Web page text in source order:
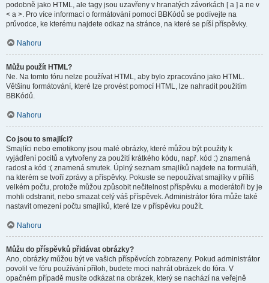
podobně jako HTML, ale tagy jsou uzavřeny v hranatých závorkách [ a ] a ne v
< a >. Pro více informací o formátování pomocí BBKódů se podívejte na
průvodce, ke kterému najdete odkaz na stránce, na které se píší příspěvky.
Nahoru
Můžu použít HTML?
Ne. Na tomto fóru nelze používat HTML, aby bylo zpracováno jako HTML.
Většinu formátování, které lze provést pomocí HTML, lze nahradit použitím
BBKódů.
Nahoru
Co jsou to smajlíci?
Smajlíci nebo emotikony jsou malé obrázky, které můžou být použity k
vyjádření pocitů a vytvořeny za použití krátkého kódu, např. kód :) znamená
radost a kód :( znamená smutek. Úplný seznam smajlíků najdete na formuláři,
na kterém se tvoří zprávy a příspěvky. Pokuste se nepoužívat smajlíky v příliš
velkém počtu, protože můžou způsobit nečitelnost příspěvku a moderátoři by je
mohli odstranit, nebo smazat celý váš příspěvek. Administrátor fóra může také
nastavit omezení počtu smajlíků, které lze v příspěvku použít.
Nahoru
Můžu do příspěvků přidávat obrázky?
Ano, obrázky můžou být ve vašich příspěvcích zobrazeny. Pokud administrátor
povolil ve fóru používání příloh, budete moci nahrát obrázek do fóra. V
opačném případě musíte odkázat na obrázek, který se nachází na veřejně